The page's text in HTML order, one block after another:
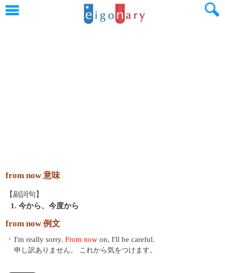
from now 意味
【副詞句】
1. 今から、今度から
from now 例文
・ I'm really sorry. From now on, I'll be careful.
申し訳ありません。 これから気をつけます。